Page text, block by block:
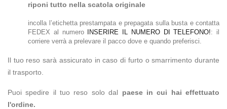
riponi tutto nella scatola originale
incolla l’etichetta prestampata e prepagata sulla busta e contatta
FEDEX al numero
INSERIRE IL NUMERO DI TELEFONO!: il
corriere verrà a prelevare il pacco dove e quando preferisci.
Il tuo reso sarà assicurato in caso di furto o smarrimento durante
il trasporto.
Puoi spedire il tuo reso solo dal paese in cui hai effettuato
l'ordine.